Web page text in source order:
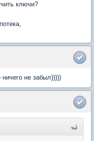
ключи?
ничего не забыл)))))